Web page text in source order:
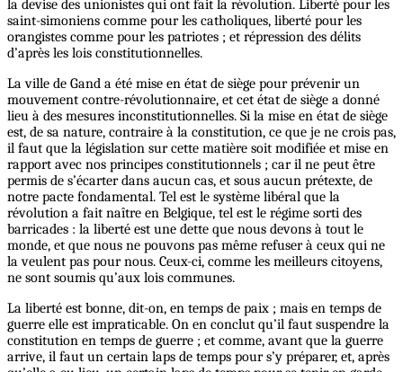
la devise des unionistes qui ont fait la révolution. Liberté pour les
saint-simoniens comme pour les catholiques, liberté pour les
orangistes comme pour les patriotes ; et répression des délits
d’après les lois constitutionnelles.
La ville de Gand a été mise en état de siège pour prévenir un
mouvement contre-révolutionnaire, et cet état de siège a donné
lieu à des mesures inconstitutionnelles. Si la mise en état de siège
est, de sa nature, contraire à la constitution, ce que je ne crois pas,
il faut que la législation sur cette matière soit modifiée et mise en
rapport avec nos principes constitutionnels ; car il ne peut être
permis de s’écarter dans aucun cas, et sous aucun prétexte, de
notre pacte fondamental. Tel est le système libéral que la
révolution a fait naître en Belgique, tel est le régime sorti des
barricades : la liberté est une dette que nous devons à tout le
monde, et que nous ne pouvons pas même refuser à ceux qui ne
la veulent pas pour nous. Ceux-ci, comme les meilleurs citoyens,
ne sont soumis qu’aux lois communes.
La liberté est bonne, dit-on, en temps de paix ; mais en temps de
guerre elle est impraticable. On en conclut qu’il faut suspendre la
constitution en temps de guerre ; et comme, avant que la guerre
arrive, il faut un certain laps de temps pour s’y préparer, et, après